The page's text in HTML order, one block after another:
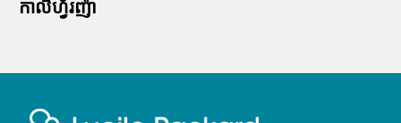
កាលីហ្វ័រញ៉ា